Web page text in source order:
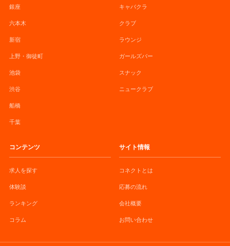
銀座
六本木
新宿
上野・御徒町
池袋
渋谷
船橋
千葉
キャバクラ
クラブ
ラウンジ
ガールズバー
スナック
ニュークラブ
コンテンツ
求人を探す
体験談
ランキング
コラム
サイト情報
コネクトとは
応募の流れ
会社概要
お問い合わせ